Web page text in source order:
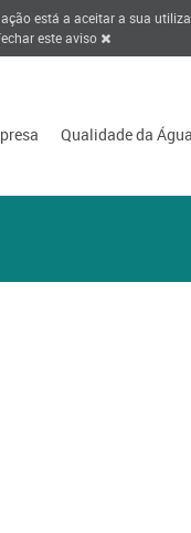
está a aceitar a sua
este aviso
Qualidade da Água